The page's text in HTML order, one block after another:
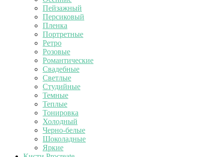
Пейзажный
Персиковый
Пленка
Портретные
Ретро
Розовые
Романтические
Свадебные
Светлые
Студийные
Темные
Теплые
Тонировка
Холодный
Черно-белые
Шоколадные
Яркие